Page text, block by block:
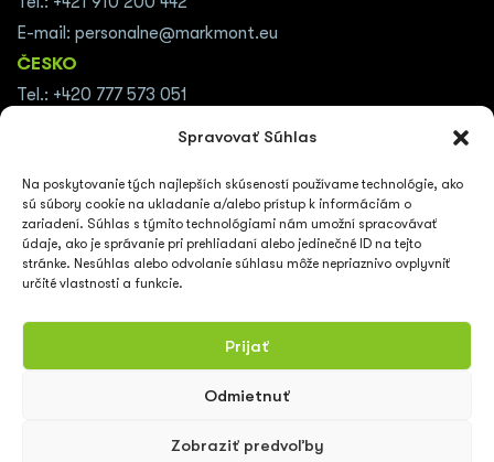
Spravovať Súhlas
Na poskytovanie tých najlepších skúseností používame technológie, ako
sú súbory cookie na ukladanie a/alebo prístup k informáciám o
zariadení. Súhlas s týmito technológiami nám umožní spracovávať
údaje, ako je správanie pri prehliadaní alebo jedinečné ID na tejto
stránke. Nesúhlas alebo odvolanie súhlasu môže nepriaznivo ovplyvniť
určité vlastnosti a funkcie.
Prijať
Odmietnuť
Zobraziť predvoľby
E-mail: personalne@markmont.eu
ČESKO
Tel.: +420 777 573 051
Tel.: +43 (0676) 375 1255
E-mail:thomas.wolter@markmont.at
NEMECKO
Tel.: +49 152 5903 3211